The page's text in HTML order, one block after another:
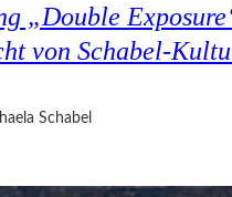
„Double
von Schabel-
Schabel